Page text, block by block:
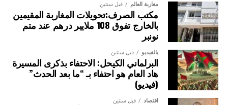
مغاربة العالم قبل سنتين
مكتب الصرف:تحويلات المغاربة المقيمين
بالخارج تفوق 108 ملايير درهم عند متم
نونبر
بالفيديو قبل سنتين
البرلماني الكيحل: الاحتفاء بذكرى المسيرة
هاد العام هو احتفاء بـ “ما بعد الحدث”
(فيديو)
اقتصاد قبل سنتين